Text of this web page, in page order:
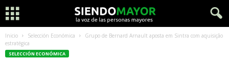
Inicio Selección Económica
Grupo de Bernard Arnault aposta em Sintra com aquisição
estratégica
SELECCIÓN ECONÓMICA